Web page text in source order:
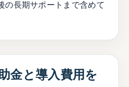
の長期サポートまで含めて
金と導入費用を